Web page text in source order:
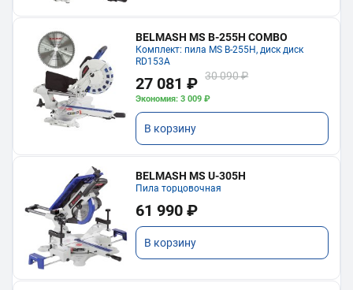
BELMASH MS B-255H COMBO
Комплект: пила MS B-255H, диск диск
RD153A
27 081 ₽ 30 090 ₽
Экономия: 3 009 ₽
В корзину
BELMASH MS U-305H
Пила торцовочная
61 990 ₽
В корзину